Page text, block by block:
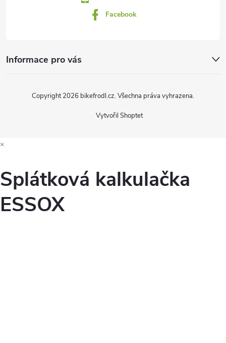
Facebook
Informace pro vás
Vytvořil Shoptet
Copyright 2026 bikefrodl.cz. Všechna práva vyhrazena.
×
Splátková kalkulačka
ESSOX